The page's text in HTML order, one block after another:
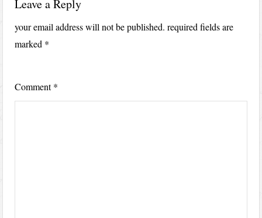
Leave a Reply
your email address will not be published. required fields are
marked *
Comment*